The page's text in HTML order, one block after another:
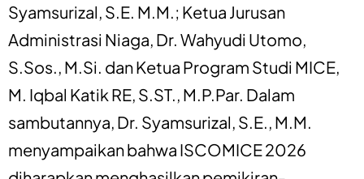
Syamsurizal, S.E. M.M.; Ketua Jurusan
Administrasi Niaga, Dr. Wahyudi Utomo,
S.Sos., M.Si. dan Ketua Program Studi MICE,
M. Iqbal Katik RE, S.ST., M.P.Par. Dalam
sambutannya, Dr. Syamsurizal, S.E., M.M.
menyampaikan bahwa ISCOMICE 2026